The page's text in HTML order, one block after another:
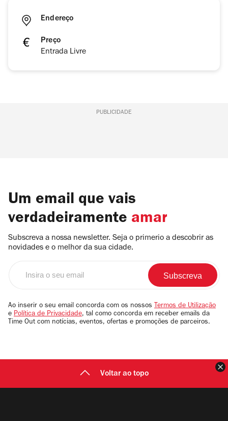
Endereço
Preço
Entrada Livre
PUBLICIDADE
Um email que vais
verdadeiramente amar
Subscreva a nossa newsletter. Seja o primerio a descobrir as
novidades e o melhor da sua cidade.
email
Ao inserir o seu email concorda com os nossos Termos de Utilização
e Política de Privacidade, tal como concorda em receber emails da
Time Out com notícias, eventos, ofertas e promoções de parceiros.
Voltar ao topo